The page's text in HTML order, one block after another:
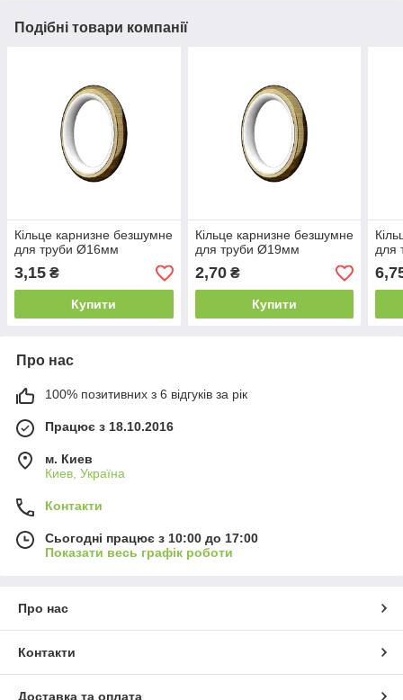
Подібні товари компанії
Кільце карнизне безшумне
для труби Ø16мм
3,15 ₴
Купити
Кільце карнизне безшумне
для труби Ø19мм
2,70₴
Купити
для
Про нас
100% позитивних з 6 відгуків за рік
Працює з 18.10.2016
м. Киев
Киев, Україна
Контакти
Сьогодні працює з 10:00 до 17:00
Показати весь графік роботи
Про нас
Контакти
Доставка та оплата